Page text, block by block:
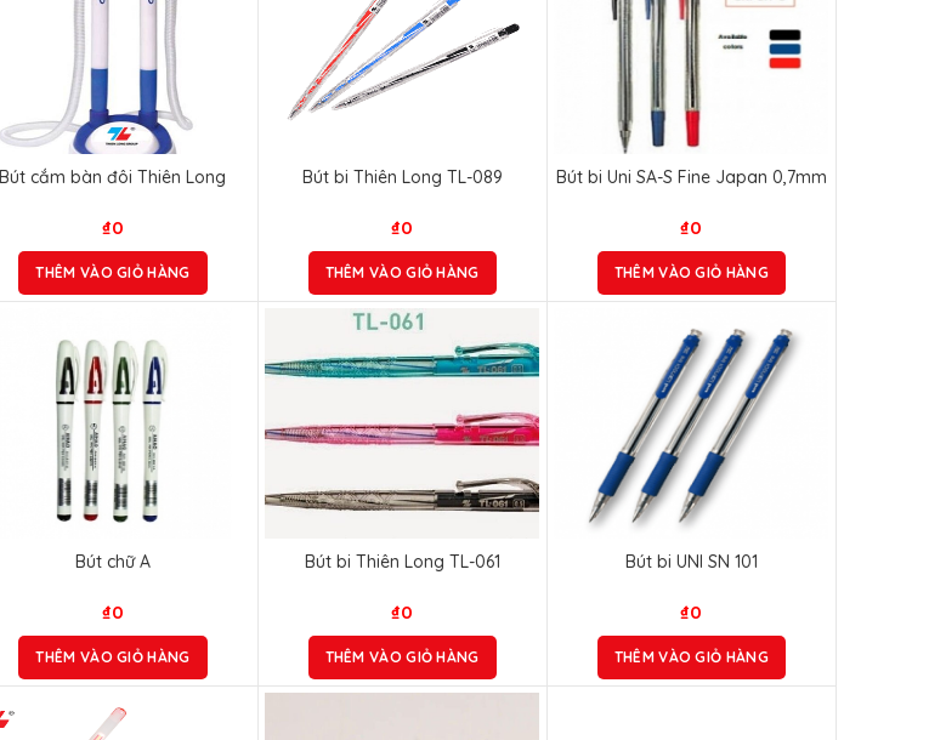
Bút cắm bàn đôi Thiên Long
₫0
THÊM VÀO GIỎ HÀNG
Bút bi Thiên Long TL-089
₫0
THÊM VÀO GIỎ HÀNG
Bút bi Uni SA-S Fine Japan 0,7mm
₫0
THÊM VÀO GIỎ HÀNG
Bút chữ A
₫0
THÊM VÀO GIỎ HÀNG
Bút bi Thiên Long TL-061
₫0
THÊM VÀO GIỎ HÀNG
Bút bi UNI SN 101
₫0
THÊM VÀO GIỎ HÀNG